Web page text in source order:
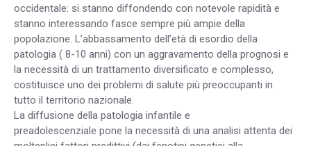
occidentale: si stanno diffondendo con notevole rapidità e
stanno interessando fasce sempre più ampie della
popolazione. L’abbassamento dell’età di esordio della
patologia ( 8-10 anni) con un aggravamento della prognosi e
la necessità di un trattamento diversificato e complesso,
costituisce uno dei problemi di salute più preoccupanti in
tutto il territorio nazionale.
La diffusione della patologia infantile e
preadolescenziale pone la necessità di una analisi attenta dei